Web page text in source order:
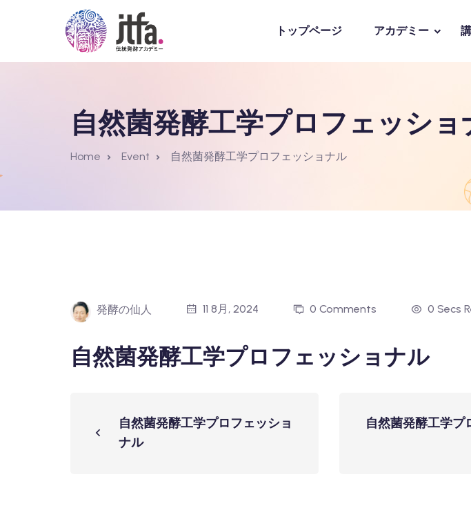
トップページ アカデミー
自然菌発酵工学プロフェッショ
Home Event 自然菌発酵工学プロフェッショナル
発酵の仙人 11 8月, 2024 0 Comments 0 Secs
自然菌発酵工学プロフェッショナル
自然菌発酵工学プロフェッショ
ナル
自然菌発酵工学プ